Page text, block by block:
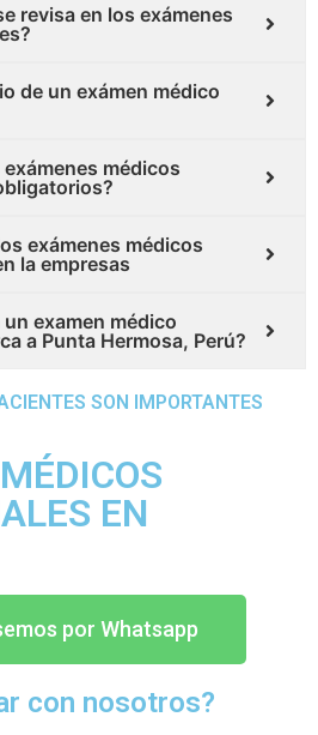
revisa en los exámenes
de un exámen médico
médicos
exámenes médicos
la empresas
examen médico
a Punta Hermosa, Perú?
SON IMPORTANTES
EN
por Whatsapp
con nosotros?